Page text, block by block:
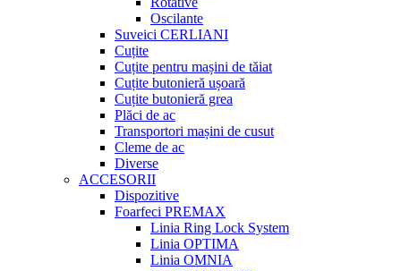
Oscilante
Suveici CERLIANI
Cuțite
Cuțite pentru mașini de tăiat
Cuțite butonieră ușoară
Cuțite butonieră grea
Plăci de ac
Transportori mașini de cusut
Cleme de ac
Diverse
ACCESORII
Dispozitive
Foarfeci PREMAX
Linia Ring Lock System
Linia OPTIMA
Linia OMNIA